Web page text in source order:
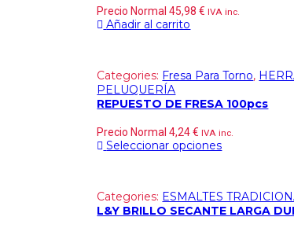
Precio Normal45,98€ IVA inc.
Añadir al carrito
Categories: Fresa Para Torno,
PELUQUERÍA
REPUESTO DE FRESA 100pcs
Precio Normal4,24€ IVA inc.
Seleccionar opciones
Categories: ESMALTES
L&Y BRILLO SECANTE LARGA